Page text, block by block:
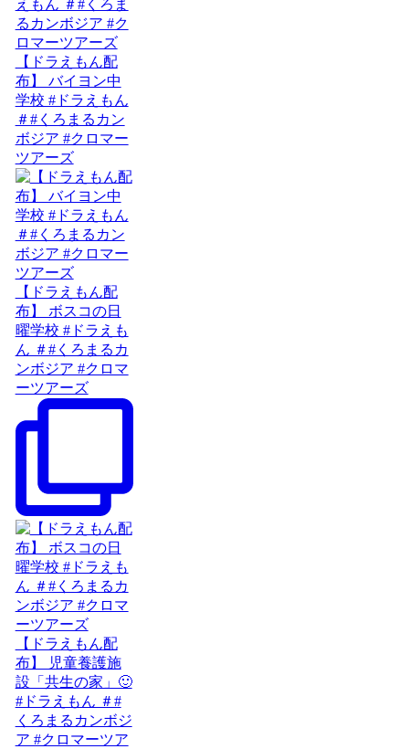
【ドラえもん配
布】 バイヨン中
学校 #ドラえもん
＃#くろまるカン
ボジア #クロマー
ツアーズ
【ドラえもん配
布】 ボスコの日
曜学校 #ドラえも
ん ＃#くろまるカ
ンボジア #クロマ
ーツアーズ
【ドラえもん配
布】 児童養護施
設「共生の家」🙂
#ドラえもん ＃#
くろまるカンボジ
ア #クロマーツア